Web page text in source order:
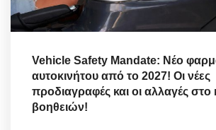
Vehicle Safety Mandate: Νέο
αυτοκινήτου από το 2027! Οι νέες
προδιαγραφές και οι αλλαγές
βοηθειών!